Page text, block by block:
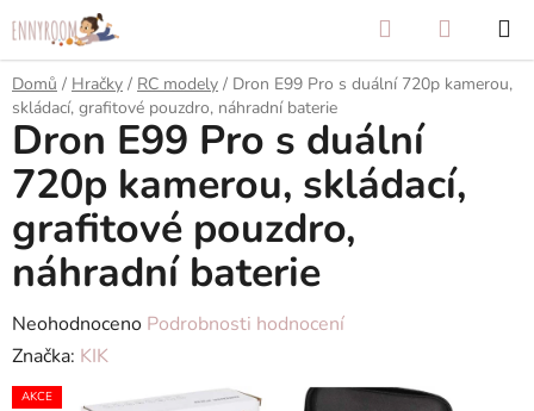
na
obsah
Hledat
KOŠÍK
Domů / Hračky / RC modely / Dron E99 Pro s duální 720p kamerou,
skládací, grafitové pouzdro, náhradní baterie
Dron E99 Pro s duální
720p kamerou, skládací,
grafitové pouzdro,
náhradní baterie
Průměrné
hodnocení
produktu
Neohodnoceno Podrobnosti hodnocení
Značka: KIK
AKCE